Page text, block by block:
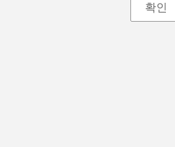
확인